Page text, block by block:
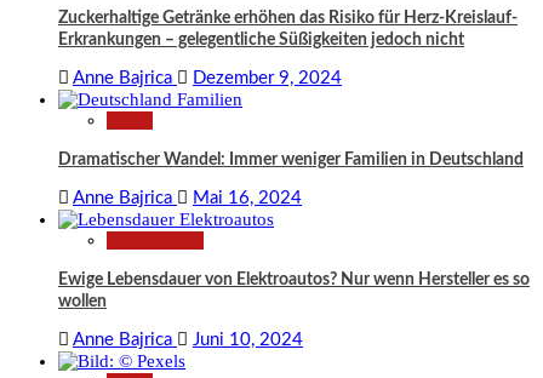
Zuckerhaltige Getränke erhöhen das Risiko für Herz-Kreislauf-
Erkrankungen – gelegentliche Süßigkeiten jedoch nicht
Anne Bajrica Dezember 9, 2024
Dramatischer Wandel: Immer weniger Familien in Deutschland
Anne Bajrica Mai 16, 2024
Ewige Lebensdauer von Elektroautos? Nur wenn Hersteller es so
wollen
Anne Bajrica Juni 10, 2024